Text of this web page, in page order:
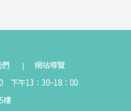
網站導覽
下午13：30~18：00
樓